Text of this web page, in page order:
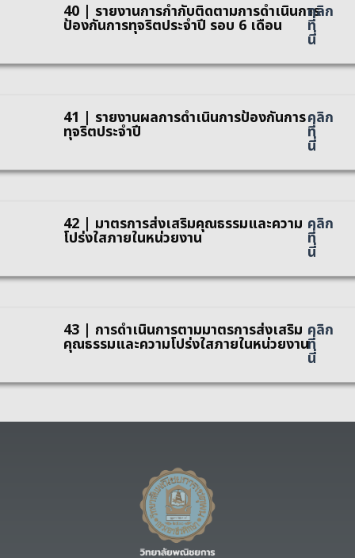
40 | รายงานการกำกับติดตามการดำเนินการ
ป้องกันการทุจริตประจำปี รอบ 6 เดือน
คลิก
ที่
นี่
41 | รายงานผลการดำเนินการป้องกันการ
ทุจริตประจำปี
คลิก
ที่
นี่
42 | มาตรการส่งเสริมคุณธรรมและความ
โปร่งใสภายในหน่วยงาน
คลิก
ที่
นี่
43 | การดำเนินการตามมาตรการส่งเสริม
คุณธรรมและความโปร่งใสภายในหน่วยงาน
คลิก
ที่
นี่